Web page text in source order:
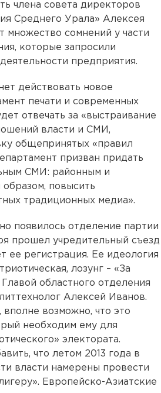
члена совета директоров
Среднего Урала» Алексея
множество сомнений у части
которые запросили
предприятия.
действовать новое
печати и современных
отвечать за «выстраивание
власти и СМИ,
общепринятых «правил
призван придать
СМИ: районным и
образом, повысить
традиционных медиа».
появилось отделение партии
прошел учредительный съезд
ее регистрация. Ее идеология
лозунг – «За
областного отделения
Алексей Иванов.
вполне возможно, что это
необходим ему для
электората.
что летом 2013 года в
власти намерены провести
Европейско-Азиатские